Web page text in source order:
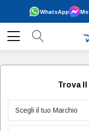
WhatsApp
Trova